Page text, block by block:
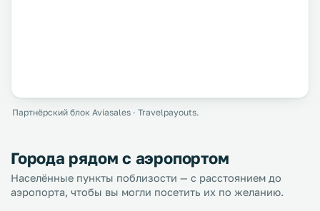
Партнёрский блок Aviasales · Travelpayouts.
Города рядом с аэропортом
Населённые пункты поблизости — с расстоянием до
аэропорта, чтобы вы могли посетить их по желанию.